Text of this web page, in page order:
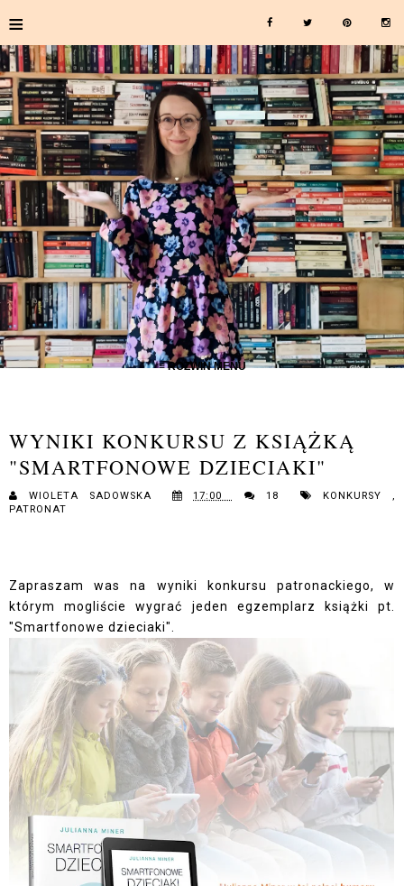
≡
≡ ROZWIŃ MENU
WYNIKI KONKURSU Z KSIĄŻKĄ
"SMARTFONOWE DZIECIAKI"
WIOLETA SADOWSKA 17:00 18 KONKURSY,
PATRONAT
Zapraszam was na wyniki konkursu patronackiego, w
którym mogliście wygrać jeden egzemplarz książki pt.
"Smartfonowe dzieciaki".